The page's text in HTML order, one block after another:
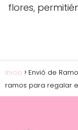
flores,
Inicio
Envió de
ramos para regalar